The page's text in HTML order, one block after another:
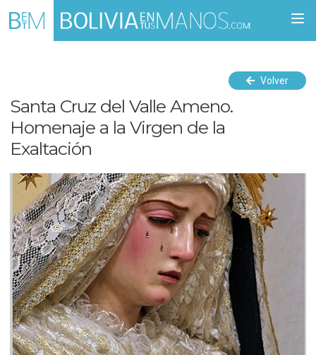
Volver
Santa Cruz del Valle Ameno.
Homenaje a la Virgen de la
Exaltación